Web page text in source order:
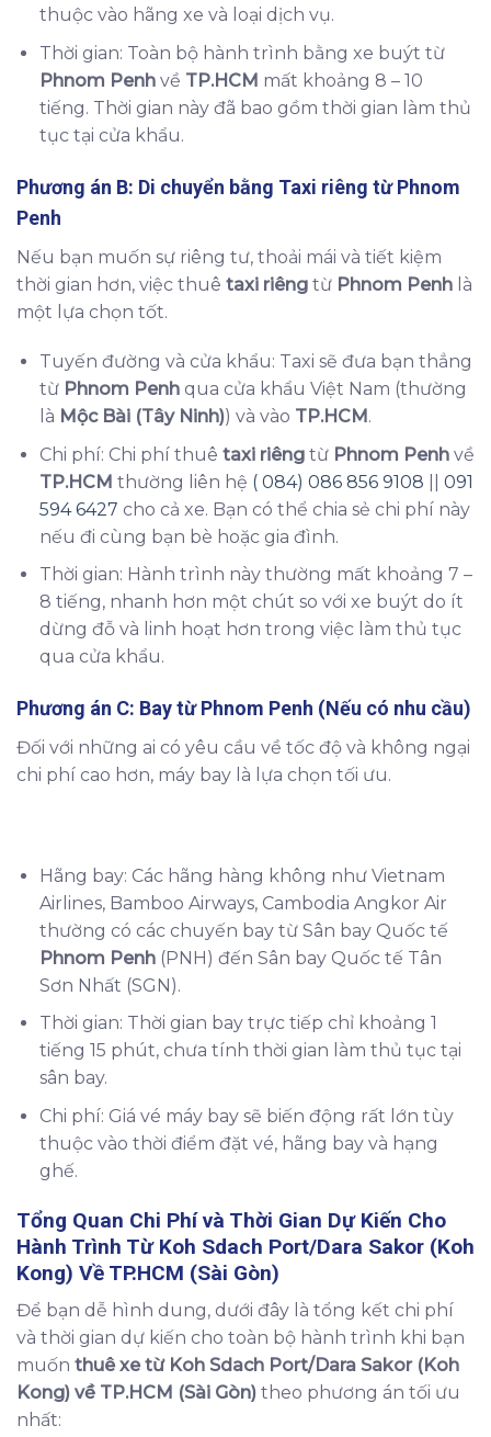
thuộc vào hãng xe và loại dịch vụ.
Thời gian: Toàn bộ hành trình bằng xe buýt từ
Phnom Penhvề TP.HCM mất khoảng 8 – 10
tiếng. Thời gian này đã bao gồm thời gian làm thủ
tục tại cửa khẩu.
Phương án B: Di chuyển bằng Taxi riêng từPhnom
Penh
Nếu bạn muốn sự riêng tư, thoải mái và tiết kiệm
thời gian hơn, việc thuê taxi riêng từ Phnom Penh là
một lựa chọn tốt.
Tuyến đường và cửa khẩu: Taxi sẽ đưa bạn thẳng
từ Phnom Penhqua cửa khẩu Việt Nam (thường
là Mộc Bài (Tây Ninh)) và vào TP.HCM .
Chi phí: Chi phí thuê taxi riêngtừ Phnom Penhvề
TP.HCM thường liên hệ ( 084) 086 856 9108
091
594 6427 cho cả xe. Bạn có thể chia sẻ chi phí này
nếu đi cùng bạn bè hoặc gia đình.
Thời gian: Hành trình này thường mất khoảng 7 –
8 tiếng, nhanh hơn một chút so với xe buýt do ít
dừng đỗ và linh hoạt hơn trong việc làm thủ tục
qua cửa khẩu.
Phương án C: Bay từPhnom Penh (Nếu có nhu cầu)
Đối với những ai có yêu cầu về tốc độ và không ngại
chi phí cao hơn, máy bay là lựa chọn tối ưu.
Hãng bay: Các hãng hàng không như Vietnam
Airlines, Bamboo Airways, Cambodia Angkor Air
thường có các chuyến bay từ Sân bay Quốc tế
Phnom Penh(PNH) đến Sân bay Quốc tế Tân
Sơn Nhất (SGN).
Thời gian: Thời gian bay trực tiếp chỉ khoảng 1
tiếng 15 phút, chưa tính thời gian làm thủ tục tại
sân bay.
Chi phí: Giá vé máy bay sẽ biến động rất lớn tùy
thuộc vào thời điểm đặt vé, hãng bay và hạng
ghế.
Tổng Quan Chi Phí và Thời Gian Dự Kiến Cho
Hành Trình Từ Koh Sdach Port/Dara Sakor (Koh
Kong) Về TP.HCM (Sài Gòn)
Để bạn dễ hình dung, dưới đây là tổng kết chi phí
và thời gian dự kiến cho toàn bộ hành trình khi bạn
muốn thuê xe từ Koh Sdach Port/Dara Sakor (Koh
Kong) về TP.HCM (Sài Gòn) theo phương án tối ưu
nhất: